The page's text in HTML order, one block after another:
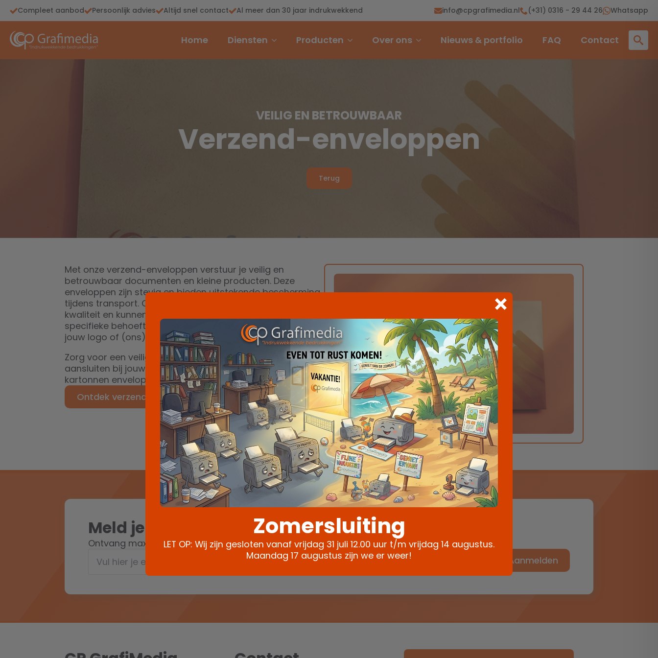
Compleet aanbod Persoonlijk advies Altijd snel contact Al meer dan 30 jaar indrukwekkend info@cpgrafimedia.nl (+31) 0316 - 29 44 26 Whatsapp
Home Diensten Producten Over ons Nieuws & portfolio FAQ Contact
VEILIG EN BETROUWBAAR
Verzend-enveloppen
Terug
Met onze verzend-enveloppen verstuur je veilig en
betrouwbaar documenten en kleine producten. Deze
enveloppen zijn stevig en bieden uitstekende bescherming
tijdens transport. Onze verzend-enveloppen zijn van hoge
kwaliteit en kunnen op maat worden gemaakt om aan je
specifieke behoeften te voldoen. Wil je het voorzien van
jouw logo of (ons) ontwerp? Regelen we.
Zorg voor een veilige verzending met enveloppen die
aansluiten bij jouw wensen. Of je nu papieren, bubbel- of
kartonnen enveloppen zoekt, wij bieden allerlei opties.
Ontdek verzend-enveloppen
Meld je aan voor onze nieuwsbrief
Ontvang max. 1x per maand onze update voor inspiratie, aanbiedingen en adviezen.
Aanmelden
Zomersluiting
LET OP: Wij zijn gesloten vanaf vrijdag 31 juli 12.00 uur t/m vrijdag 14 augustus.
Maandag 17 augustus zijn we er weer!